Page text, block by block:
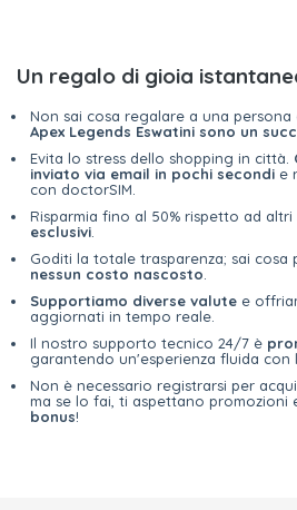
Un regalo di gioia
Non sai cosa regalare a una persona
Apex Legends Eswatini sono un
Evita lo stress dello shopping in città.
inviato via email in pochi secondi e
con doctorSIM.
Risparmia fino al 50% rispetto ad altri
esclusivi
Goditi la totale trasparenza; sai cosa
nessun costo nascosto
Supportiamo diverse valute e
aggiornati in tempo reale.
Il nostro supporto tecnico 24/7 è
garantendo un'esperienza fluida con
Non è necessario registrarsi per
ma se lo fai, ti aspettano promozioni
bonus!